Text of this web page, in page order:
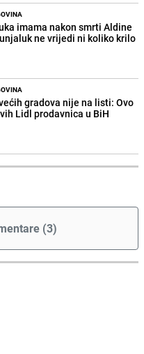
imama nakon smrti Aldine
ne vrijedi ni koliko krilo
gradova nije na listi: Ovo
Lidl prodavnica u BiH
(3)